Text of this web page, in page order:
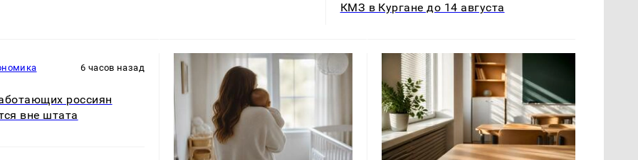
КМЗ в Кургане до 14 августа
6 часов назад
россиян
вне штата